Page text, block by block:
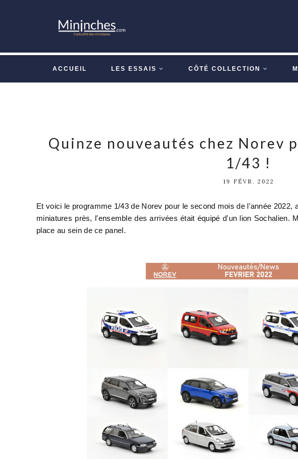
ACCUEIL LES ESSAIS CÔTÉ COLLECTION
Quinze nouveautés chez Norev
1/43 !
19 FÉVR. 2022
Et voici le programme 1/43 de Norev pour le second mois de l'année 2022,
miniatures près, l'ensemble des arrivées était équipé d'un lion Sochalien.
place au sein de ce panel.